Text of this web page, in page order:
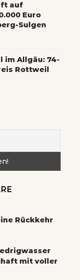
auf
Euro
Sulgen
im Allgäu: 74-
Rottweil
Rückkehr
mit voller